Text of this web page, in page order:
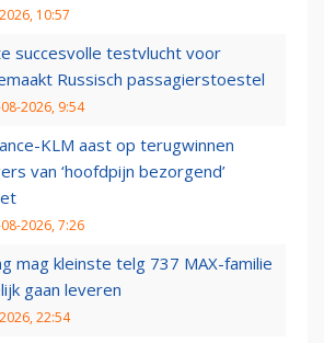
10:57
succesvolle testvlucht voor
Russisch passagierstoestel
2026, 9:54
KLM aast op terugwinnen
van ‘hoofdpijn bezorgend’
2026, 7:26
mag kleinste telg 737 MAX-familie
gaan leveren
22:54